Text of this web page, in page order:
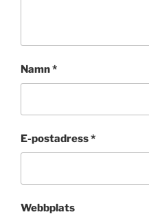
Namn*
E-postadress*
Webbplats